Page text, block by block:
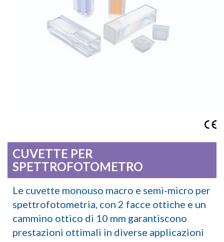
CUVETTE PER
SPETTROFOTOMETRO
Le cuvette monouso macro e semi-micro per
spettrofotometria, con 2 facce ottiche e un
cammino ottico di 10 mm garantiscono
prestazioni ottimali in diverse applicazioni